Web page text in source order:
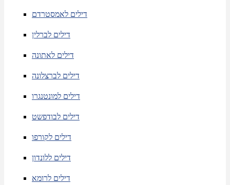
דילים לאמסטרדם
דילים לברלין
דילים לאתונה
דילים לברצלונה
דילים למונטנגרו
דילים לבודפשט
דילים לקורפו
דילים ללונדון
דילים לרומא